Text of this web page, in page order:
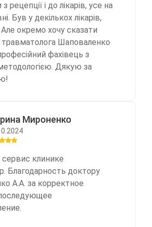
рецепції і до лікарів, усе на
Був у декількох лікарів,
окремо хочу сказати
травматолога Шаповаленко
фахівець з
Дякую за
Мироненко
сервис клинике
Благодарность доктору
А.А. за корректное